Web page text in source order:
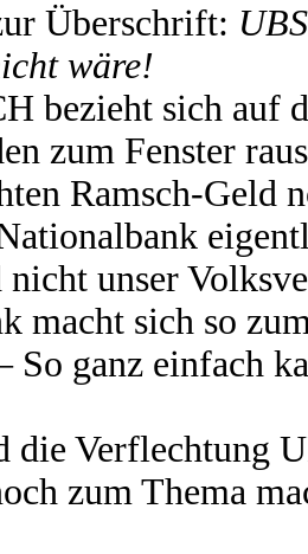
Überschrift:
wäre!
bezieht sich
zum Fenster
Ramsch-Geld
nicht unser
macht sich so
So ganz einfach
die Verflechtung
zum Thema